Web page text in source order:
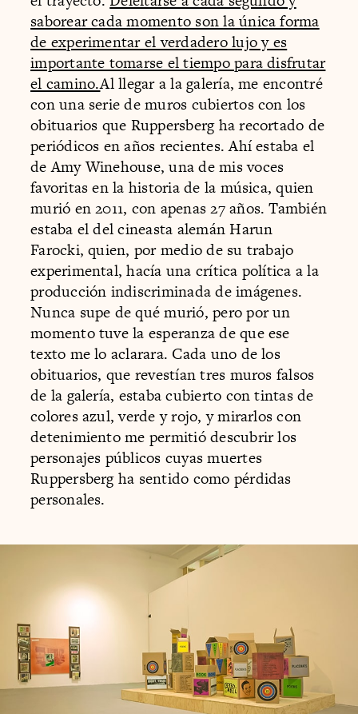
saborear cada momento son la única forma
de experimentar el verdadero lujo y es
importante tomarse el tiempo para disfrutar
el camino.Al llegar a la galería, me encontré
con una serie de muros cubiertos con los
obituarios que Ruppersberg ha recortado de
periódicos en años recientes. Ahí estaba el
de Amy Winehouse, una de mis voces
favoritas en la historia de la música, quien
murió en 2011, con apenas 27 años. También
estaba el del cineasta alemán Harun
Farocki, quien, por medio de su trabajo
experimental, hacía una crítica política a la
producción indiscriminada de imágenes.
Nunca supe de qué murió, pero por un
momento tuve la esperanza de que ese
texto me lo aclarara. Cada uno de los
obituarios, que revestían tres muros falsos
de la galería, estaba cubierto con tintas de
colores azul, verde y rojo, y mirarlos con
detenimiento me permitió descubrir los
personajes públicos cuyas muertes
Ruppersberg ha sentido como pérdidas
personales.